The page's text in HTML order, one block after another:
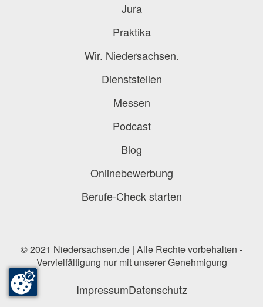
Jura
Praktika
Wir. Niedersachsen.
Dienststellen
Messen
Podcast
Blog
Onlinebewerbung
Berufe-Check starten
© 2021 Niedersachsen.de | Alle Rechte vorbehalten -
Vervielfältigung nur mit unserer Genehmigung
ImpressumDatenschutz